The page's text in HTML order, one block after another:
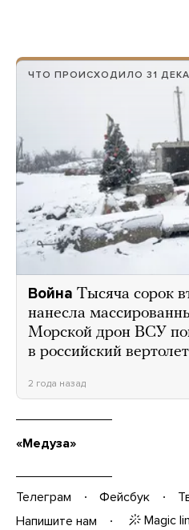
ЧТО ПРОИСХОДИЛО 31
Война Тысяча сорок
нанесла
Морской дрон ВСУ
в российский вертолет
2 года назад
«Медуза»
Телеграм Фейсбук
Напишите нам
Magic